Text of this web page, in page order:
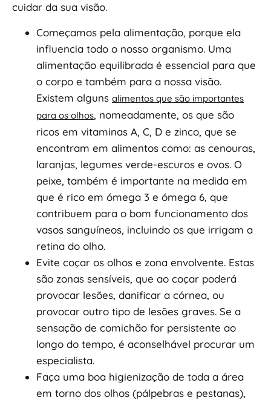
cuidar da sua visão.
Começamos pela alimentação, porque ela
influencia todo o nosso organismo. Uma
alimentação equilibrada é essencial para que
o corpo e também para a nossa visão.
Existem alguns alimentos que são importantes
para os olhos, nomeadamente, os que são
ricos em vitaminas A, C, D e zinco, que se
encontram em alimentos como: as cenouras,
laranjas, legumes verde-escuros e ovos. O
peixe, também é importante na medida em
que é rico em ómega 3 e ómega 6, que
contribuem para o bom funcionamento dos
vasos sanguíneos, incluindo os que irrigam a
retina do olho.
Evite coçar os olhos e zona envolvente. Estas
são zonas sensíveis, que ao coçar poderá
provocar lesões, danificar a córnea, ou
provocar outro tipo de lesões graves. Se a
sensação de comichão for persistente ao
longo do tempo, é aconselhável procurar um
especialista.
Faça uma boa higienização de toda a área
em torno dos olhos (pálpebras e pestanas),